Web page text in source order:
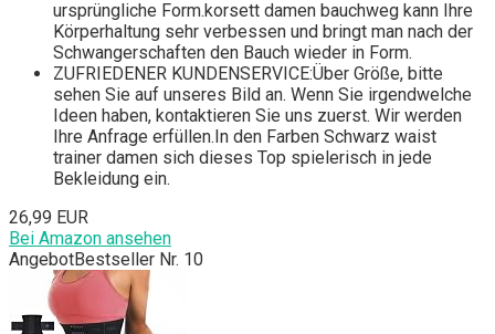
ursprüngliche Form.korsett damen bauchweg kann Ihre
Körperhaltung sehr verbessen und bringt man nach der
Schwangerschaften den Bauch wieder in Form.
ZUFRIEDENER KUNDENSERVICE:Über Größe, bitte
sehen Sie auf unseres Bild an. Wenn Sie irgendwelche
Ideen haben, kontaktieren Sie uns zuerst. Wir werden
Ihre Anfrage erfüllen.In den Farben Schwarz waist
trainer damen sich dieses Top spielerisch in jede
Bekleidung ein.
26,99 EUR
Bei Amazon ansehen
AngebotBestseller Nr. 10